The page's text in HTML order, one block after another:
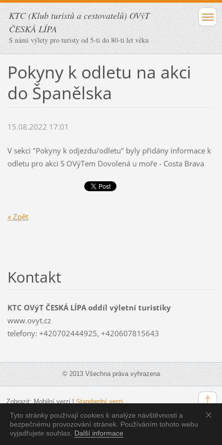
KTC (Klub turistů a cestovatelů) OVýT
ČESKÁ LÍPA
S námi výlety pro turisty od 5-ti do 80-ti let věku
Pokyny k odletu na akci
do Španělska
15.08.2022 17:01
V sekci "Pokyny k odjezdu/odletu" byly přidány informace k
odletu pro akci S OVýTem Dovolená u moře - Costa Brava
« Zpět
Tyto stránky používají cookies k analýze návštěvnosti a
bezpečnému provozování stránek. Používáním tohoto webu
vyjadřujete souhlas. Další informace
Kontakt
KTC OVýT ČESKÁ LÍPA oddíl výletní turistiky
www.ovyt.cz
telefony: +420702444925, +420607815643
© 2013 Všechna práva vyhrazena
Zobrazit: Mobilní verzi Standardní verzi